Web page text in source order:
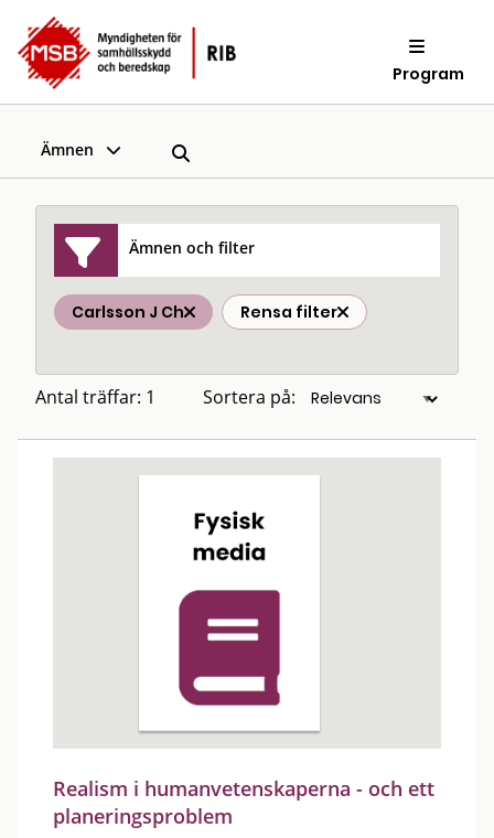
Program
Ämnen
Ämnen och filter
Carlsson J Ch Rensa filter
Antal träffar: 1 Sortera på:
Realism i humanvetenskaperna - och ett
planeringsproblem